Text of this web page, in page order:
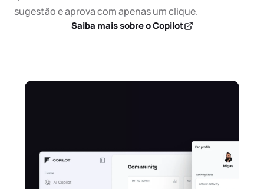
sugestão e aprova com apenas um clique.
Saiba mais sobre o Copilot